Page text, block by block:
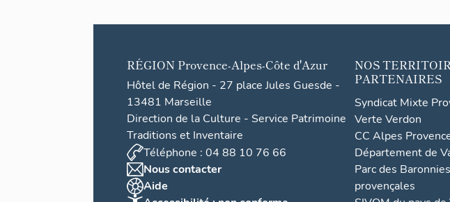
RÉGION Provence-Alpes-Côte d'Azur
Hôtel de Région - 27 place Jules Guesde -
13481 Marseille
Direction de la Culture - Service Patrimoine
Traditions et Inventaire
Téléphone : 04 88 10 76 66
Nous contacter
Aide
NOS
PARTENAIRES
Syndicat Mixte
Verte Verdon
CC Alpes
Département de
Parc des Baronnies
provençales